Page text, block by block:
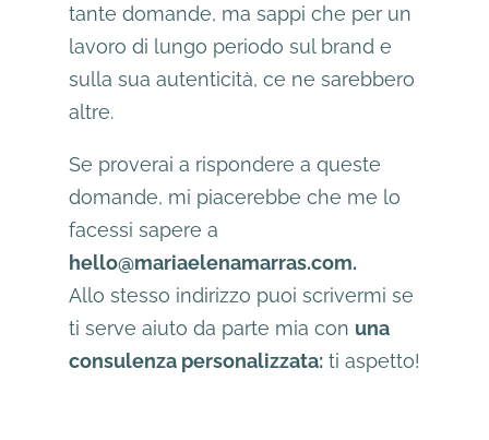
tante domande, ma sappi che per un
lavoro di lungo periodo sul brand e
sulla sua autenticità, ce ne sarebbero
altre.
Se proverai a rispondere a queste
domande, mi piacerebbe che me lo
facessi sapere a
hello@mariaelenamarras.com.
Allo stesso indirizzo puoi scrivermi se
ti serve aiuto da parte mia con una
consulenza personalizzata:ti aspetto!